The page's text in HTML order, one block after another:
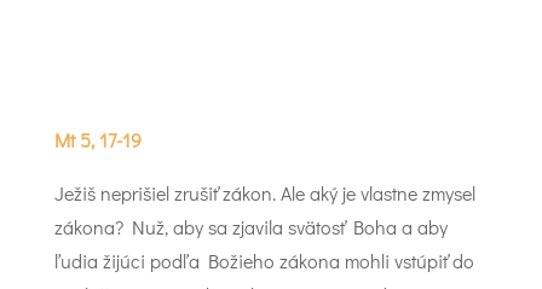
Mt 5, 17-19
Ježiš neprišiel zrušiť zákon. Ale aký je vlastne zmysel
zákona? Nuž, aby sa zjavila svätosť Boha a aby
ľudia žijúci podľa Božieho zákona mohli vstúpiť do